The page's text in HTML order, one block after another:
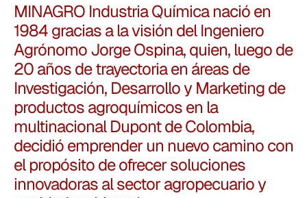
MINAGRO Industria Química nació en
1984 gracias a la visión del Ingeniero
Agrónomo Jorge Ospina, quien, luego de
20 años de trayectoria en áreas de
Investigación, Desarrollo y Marketing de
productos agroquímicos en la
multinacional Dupont de Colombia,
decidió emprender un nuevo camino con
el propósito de ofrecer soluciones
innovadoras al sector agropecuario y